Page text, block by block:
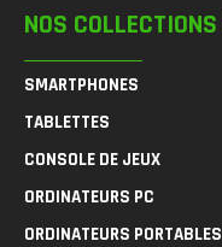
NOS COLLECTIONS
SMARTPHONES
TABLETTES
CONSOLE DE JEUX
ORDINATEURS PC
ORDINATEURS PORTABLES